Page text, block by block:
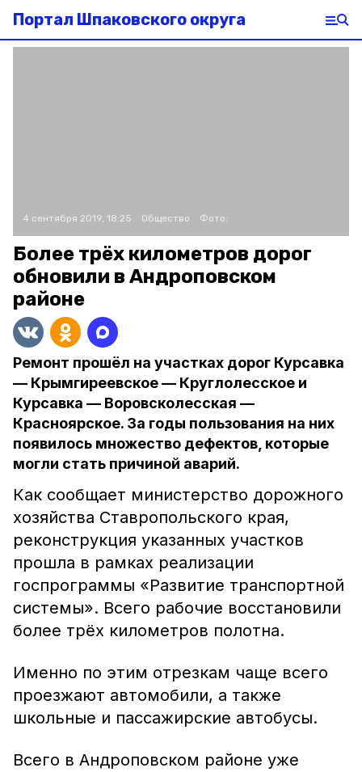
Портал Шпаковского округа
4 сентября 2019, 18:25 Общество Фото:
Более трёх километров дорог
обновили в Андроповском
районе
Ремонт прошёл на участках дорог Курсавка
— Крымгиреевское — Круглолесское и
Курсавка — Воровсколесская —
Красноярское. За годы пользования на них
появилось множество дефектов, которые
могли стать причиной аварий.
Как сообщает министерство дорожного
хозяйства Ставропольского края,
реконструкция указанных участков
прошла в рамках реализации
госпрограммы «Развитие транспортной
системы». Всего рабочие восстановили
более трёх километров полотна.
Именно по этим отрезкам чаще всего
проезжают автомобили, а также
школьные и пассажирские автобусы.
Всего в Андроповском районе уже